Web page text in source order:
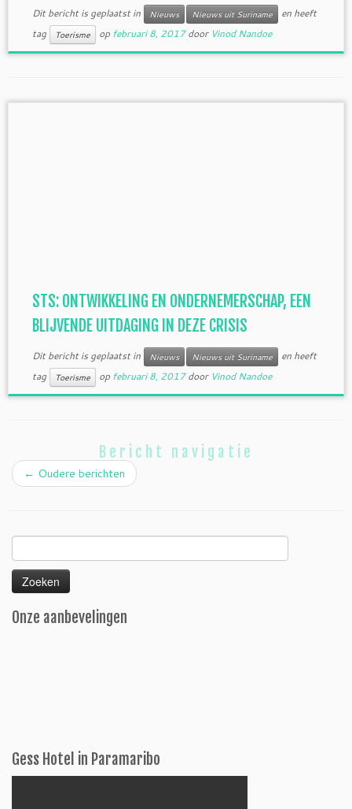
Dit bericht is geplaatst in Nieuws Nieuws uit Suriname
en heeft
tag
Toerisme op februari 8, 2017 door Vinod Nandoe
STS: ONTWIKKELING EN ONDERNEMERSCHAP, EEN
BLIJVENDE UITDAGING IN DEZE CRISIS
Dit bericht is geplaatst in Nieuws Nieuws uit Suriname
en heeft
tag
Toerisme op februari 8, 2017 door Vinod Nandoe
Bericht navigatie
← Oudere berichten
Zoeken
naar:
Onze aanbevelingen
Gess Hotel in Paramaribo